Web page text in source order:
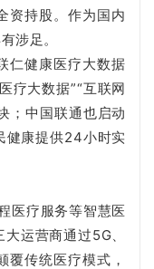
资持股。作为国内
涉足。
仁健康医疗大数据
疗大数据”“互联网
；中国联通也启动
健康提供24小时实
医疗服务等智慧医
运营商通过5G、
传统医疗模式，